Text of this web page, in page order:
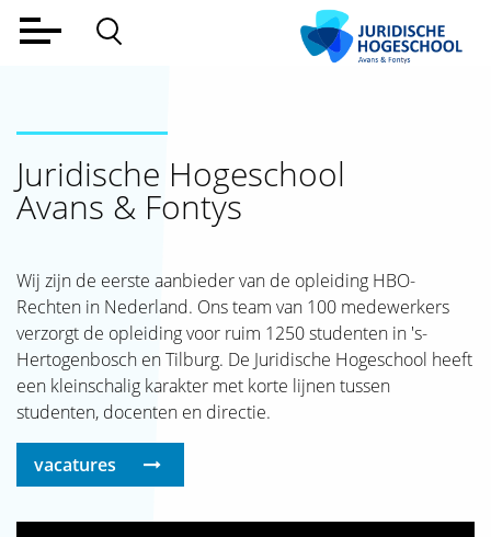
Deeltijd
Werkveld
Lectoraat
Over ons
Aanmelden
Juridische Hogeschool
Avans & Fontys
Wij zijn de eerste aanbieder van de opleiding HBO-
Rechten in Nederland. Ons team van 100 medewerkers
verzorgt de opleiding voor ruim 1250 studenten in 's-
Hertogenbosch en Tilburg. De Juridische Hogeschool heeft
een kleinschalig karakter met korte lijnen tussen
studenten, docenten en directie.
vacatures